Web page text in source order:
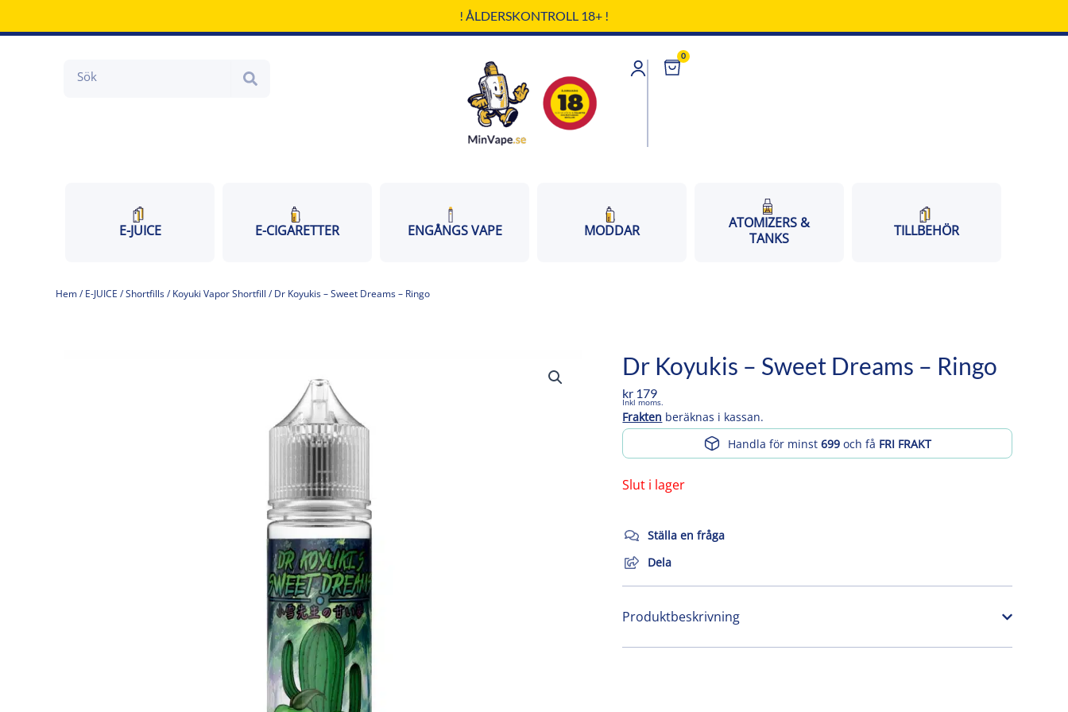
till
! ÅLDERSKONTROLL 18+ !
0
Cart
E-JUICE E-CIGARETTER ENGÅNGS VAPE MODDAR
ATOMIZERS &
TANKS
TILLBEHÖR
Hem/ E-JUICE /Shortfills/ Koyuki Vapor Shortfill / Dr Koyukis – Sweet Dreams – Ringo
Dr Koyukis – Sweet Dreams – Ringo
kr 179
Inkl moms.
Frakten beräknas i kassan.
Handla för minst 699och få FRI FRAKT
Slut i lager
Ställa en fråga
Dela
Produktbeskrivning